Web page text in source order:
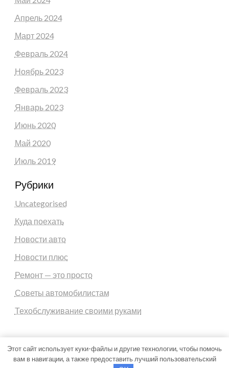
Апрель 2024
Март 2024
Февраль 2024
Ноябрь 2023
Февраль 2023
Январь 2023
Июнь 2020
Май 2020
Июль 2019
Рубрики
Uncategorised
Куда поехать
Новости авто
Новости плюс
Ремонт — это просто
Советы автомобилистам
Техобслуживание своими руками
Этот сайт использует куки-файлы и другие технологии, чтобы помочь
вам в навигации, а также предоставить лучший пользовательский